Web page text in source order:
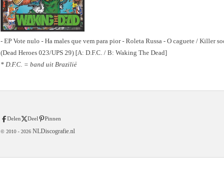
- EP Vote nulo - Ha males que vem para pior - Roleta Russa - O caguete / Killer
(Dead Heroes 023/UPS 29) [A: D.F.C. / B: Waking The Dead]
* D.F.C. = band uit Brazilië
Delen Deel Pinnen
© 2010 - 2026 NLDiscografie.nl